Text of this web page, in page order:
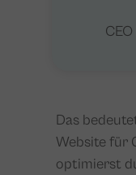
Das
Website für
optimierst